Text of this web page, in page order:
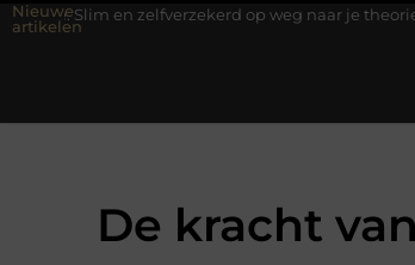
Nieuwe
artikelen
zelfverzekerd op weg naar je theorie-examen
De kracht